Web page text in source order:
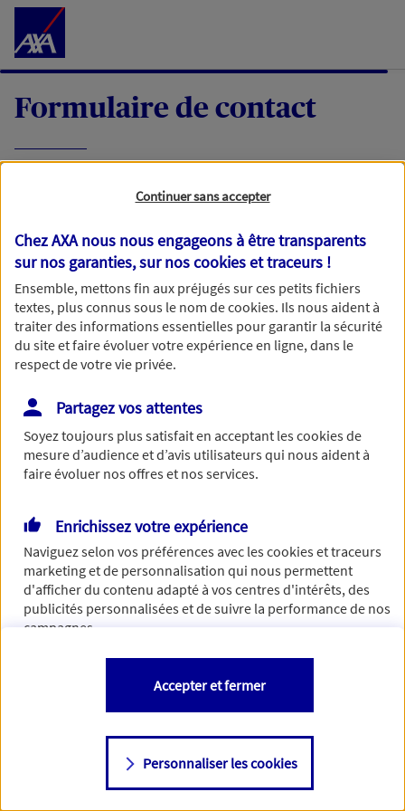
Accéder au Contenu
Formulaire de contact
demande, nous vous répondrons dans les
meilleurs délais par mail ou par téléphone.
Votre message :
Vous disposez de droits sur les informations vous concernant. Pour
plus d’informations,cliquez ici.
Continuer sans accepter
Chez AXA nous nous engageons à être transparents
sur nos garanties, sur noscookies et traceurs !
Ensemble, mettons fin aux préjugés sur ces petits fichiers
textes, plus connus sous le nom decookies. Ils nous aident à
traiter des informations essentielles pour garantir la sécurité
du site et faire évoluer votre expérience en ligne, dans le
respect de votre vie privée.
Partagez vos attentes
Soyez toujours plus satisfait en acceptant lescookiesde
mesure d’audience et d’avis utilisateurs qui nous aident à
faire évoluer nos offres et nos services.
Enrichissez votre expérience
Naviguez selon vos préférences avec lescookies et traceurs
marketing et de personnalisation qui nous permettent
d'afficher du contenu adapté à vos centres d'intérêts, des
publicités personnalisées et de suivre la performance de nos
campagnes.
Vous êtes libre de les accepter, de les refuser comme de
changer d'avis à tout moment en allant sur
Consulter notre politique decookies
Personnaliser les cookies
Accepter et fermer